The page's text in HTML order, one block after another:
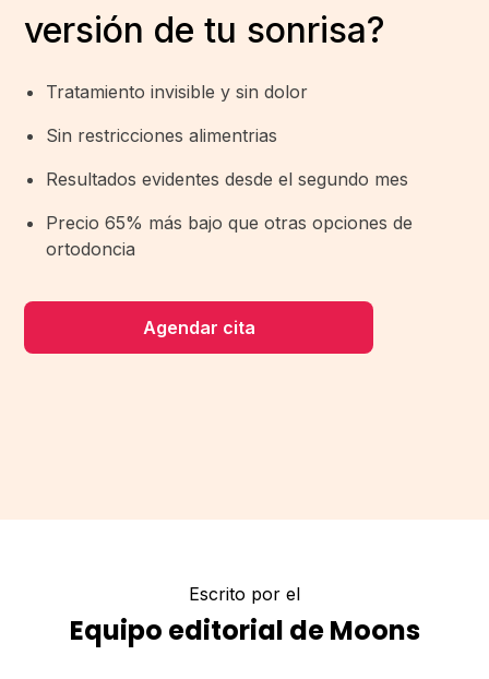
versión de tu sonrisa?
Tratamiento invisible y sin dolor
Sin restricciones alimentrias
Resultados evidentes desde el segundo mes
Precio 65% más bajo que otras opciones de
ortodoncia
Agendar cita
Escrito por el
Equipo editorial de Moons